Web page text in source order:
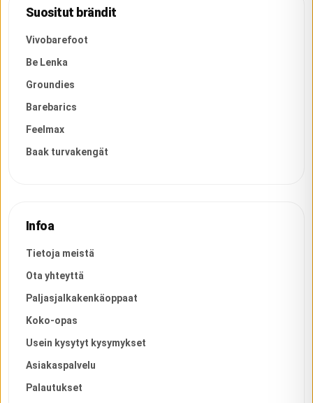
Suositut brändit
Vivobarefoot
Be Lenka
Groundies
Barebarics
Feelmax
Baak turvakengät
Infoa
Tietoja meistä
Ota yhteyttä
Paljasjalkakenkäoppaat
Koko-opas
Usein kysytyt kysymykset
Asiakaspalvelu
Palautukset